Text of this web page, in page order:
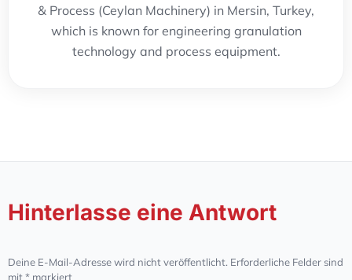
& Process (Ceylan Machinery) in Mersin, Turkey,
which is known for engineering granulation
technology and process equipment.
Hinterlasse eine Antwort
Deine E-Mail-Adresse wird nicht veröffentlicht. Erforderliche Felder sind
mit* markiert